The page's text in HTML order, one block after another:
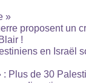
»
proposent un
!
en Israël
: Plus de 30